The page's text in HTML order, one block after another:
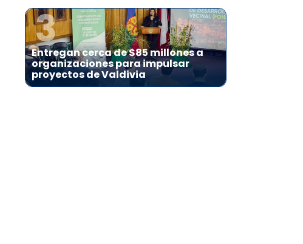
3
Entregan cerca de $85 millones a
organizaciones para impulsar
proyectos de Valdivia